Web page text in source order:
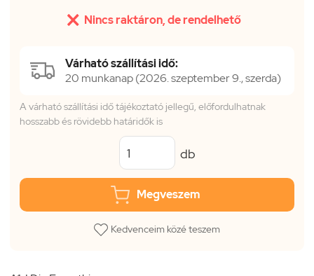
 Nincs raktáron, de rendelhető
Várható szállítási idő:
20 munkanap (2026. szeptember 9., szerda)
A várható szállítási idő tájékoztató jellegű, előfordulhatnak
hosszabb és rövidebb határidők is
db
Megveszem
Kedvenceim közé teszem